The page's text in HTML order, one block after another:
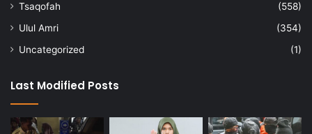
Tsaqofah
(558)
Ulul Amri
(354)
Uncategorized
(1)
Last Modified Posts